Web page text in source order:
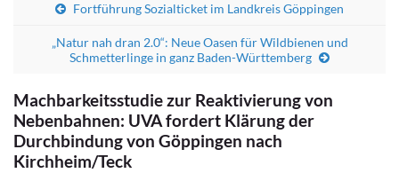
Fortführung Sozialticket im Landkreis Göppingen
„Natur nah dran 2.0“: Neue Oasen für Wildbienen und
Schmetterlinge in ganz Baden-Württemberg
Machbarkeitsstudie zur Reaktivierung von
Nebenbahnen: UVA fordert Klärung der
Durchbindung von Göppingen nach
Kirchheim/Teck